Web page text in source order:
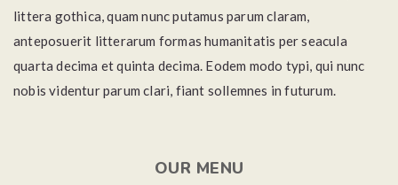
littera gothica, quam nunc putamus parum claram,
anteposuerit litterarum formas humanitatis per seacula
quarta decima et quinta decima. Eodem modo typi, qui nunc
nobis videntur parum clari, fiant sollemnes in futurum.
OUR MENU